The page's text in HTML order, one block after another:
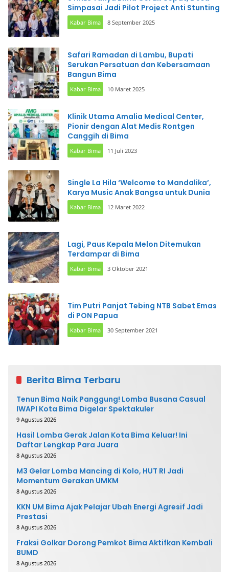
Simpasai Jadi Pilot Project Anti Stunting
Kabar Bima 8 September 2025
Safari Ramadan di Lambu, Bupati
Serukan Persatuan dan Kebersamaan
Bangun Bima
Kabar Bima 10 Maret 2025
Klinik Utama Amalia Medical Center,
Pionir dengan Alat Medis Rontgen
Canggih di Bima
Kabar Bima 11 Juli 2023
Single La Hila ‘Welcome to Mandalika’,
Karya Music Anak Bangsa untuk Dunia
Kabar Bima 12 Maret 2022
Lagi, Paus Kepala Melon Ditemukan
Terdampar di Bima
Kabar Bima 3 Oktober 2021
Tim Putri Panjat Tebing NTB Sabet Emas
di PON Papua
Kabar Bima 30 September 2021
Berita Bima Terbaru
Tenun Bima Naik Panggung! Lomba Busana Casual
IWAPI Kota Bima Digelar Spektakuler
9 Agustus 2026
Hasil Lomba Gerak Jalan Kota Bima Keluar! Ini
Daftar Lengkap Para Juara
8 Agustus 2026
M3 Gelar Lomba Mancing di Kolo, HUT RI Jadi
Momentum Gerakan UMKM
8 Agustus 2026
KKN UM Bima Ajak Pelajar Ubah Energi Agresif Jadi
Prestasi
8 Agustus 2026
Fraksi Golkar Dorong Pemkot Bima Aktifkan Kembali
BUMD
8 Agustus 2026